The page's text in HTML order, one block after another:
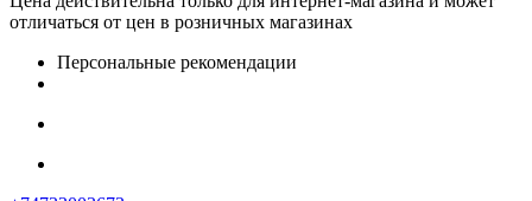
отличаться от цен в розничных магазинах
Персональные рекомендации